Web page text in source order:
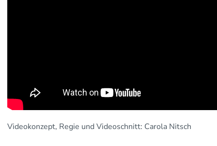
Videokonzept, Regie und Videoschnitt: Carola Nitsch